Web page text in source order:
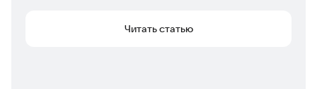
Читать статью